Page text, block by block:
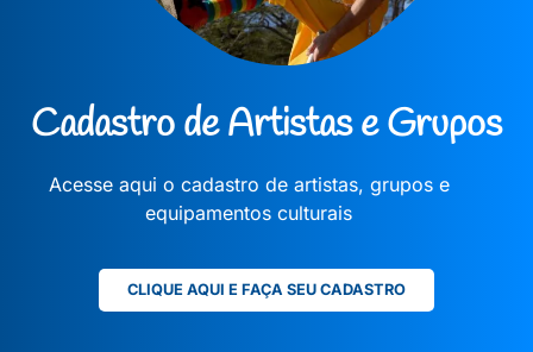
Cadastro de Artistas e Grupos
Acesse aqui o cadastro de artistas, grupos e
equipamentos culturais
CLIQUE AQUI E FAÇA SEU CADASTRO